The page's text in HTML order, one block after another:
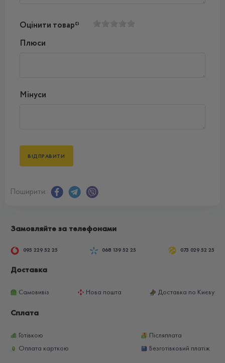
Оцінити товар*
Плюси
Мінуси
Поширити:
Замовляйте за телефонами
095 229 52 25 068 139 52 25 073 029 52 25
Доставка
Самовивіз Нова пошта Доставка по Києву
Сплата
Готівкою
Післяплата
Оплата карткою
Безготівковий платіж